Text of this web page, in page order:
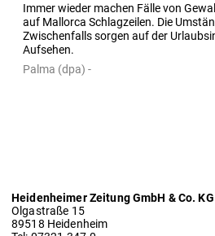
Immer wieder machen Fälle von
auf Mallorca Schlagzeilen. Die
Zwischenfalls sorgen auf der
Aufsehen.
Palma (dpa) -
Heidenheimer Zeitung GmbH & Co. KG
Olgastraße 15
89518 Heidenheim